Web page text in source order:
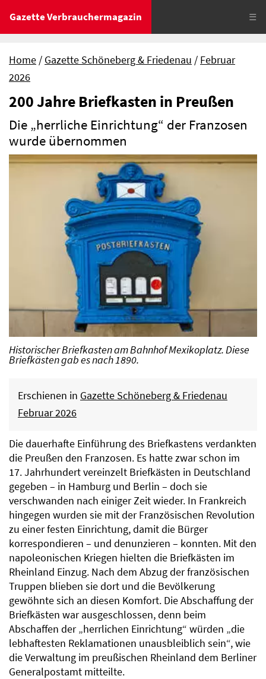
Gazette Verbrauchermagazin ☰
Home Gazette Schöneberg & Friedenau
Februar
2026
200 Jahre Briefkasten in Preußen
Die „herrliche Einrichtung“ der Franzosen
wurde übernommen
Historischer Briefkasten am Bahnhof Mexikoplatz. Diese
Briefkästen gab es nach 1890.
Erschienen in Gazette Schöneberg & Friedenau
Februar 2026
Die dauerhafte Einführung des Briefkastens verdankten
die Preußen den Franzosen. Es hatte zwar schon im
17. Jahrhundert vereinzelt Briefkästen in Deutschland
gegeben – in Hamburg und Berlin – doch sie
verschwanden nach einiger Zeit wieder. In Frankreich
hingegen wurden sie mit der Französischen Revolution
zu einer festen Einrichtung, damit die Bürger
korrespondieren – und denunzieren – konnten. Mit den
napoleonischen Kriegen hielten die Briefkästen im
Rheinland Einzug. Nach dem Abzug der französischen
Truppen blieben sie dort und die Bevölkerung
gewöhnte sich an diesen Komfort. Die Abschaffung der
Briefkästen war ausgeschlossen, denn beim
Abschaffen der „herrlichen Einrichtung“ würden „die
lebhaftesten Reklamationen unausbleiblich sein“, wie
die Verwaltung im preußischen Rheinland dem Berliner
Generalpostamt mitteilte.